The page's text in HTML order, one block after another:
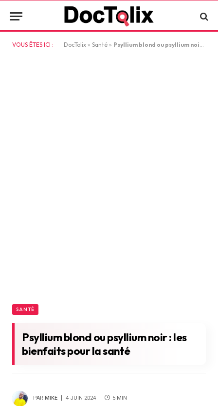
VOUS ÊTES ICI : DocTolix » Santé » Psyllium blond ou psyllium noir : les bienfaits pour la santé
SANTÉ
Psyllium blond ou psyllium noir : les
bienfaits pour la santé
PAR MIKE 4 JUIN 2024 5 MIN